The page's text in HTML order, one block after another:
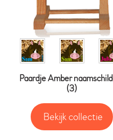
Paardje Amber
(3)
Bekijk collectie